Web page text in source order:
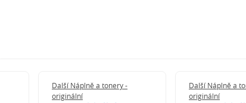
Další Náplně a tonery -
originální
Další Náplně a
originální